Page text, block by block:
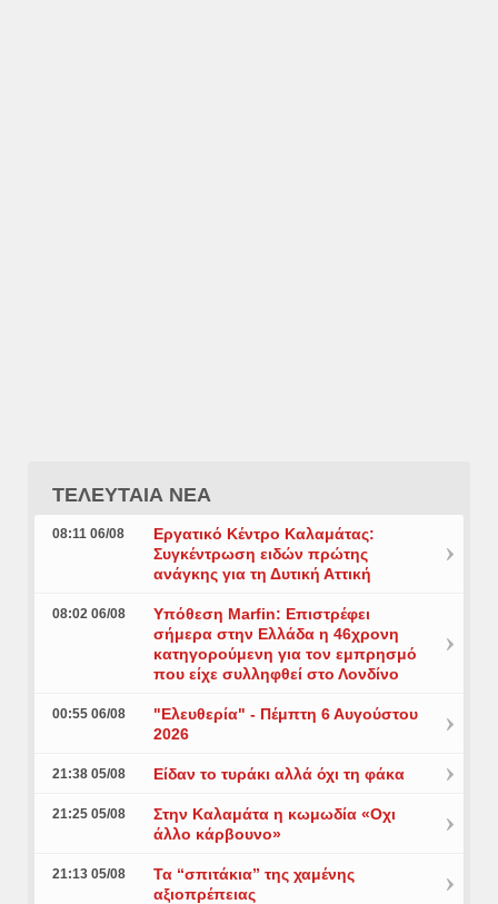
ΤΕΛΕΥΤΑΙΑ ΝΕΑ
08:11 06/08
Εργατικό Κέντρο Καλαμάτας:
Συγκέντρωση ειδών πρώτης
ανάγκης για τη Δυτική Αττική
08:02 06/08
Υπόθεση Marfin: Επιστρέφει
σήμερα στην Ελλάδα η 46χρονη
κατηγορούμενη για τον εμπρησμό
που είχε συλληφθεί στο Λονδίνο
00:55 06/08
"Ελευθερία" - Πέμπτη 6 Αυγούστου
2026
21:38 05/08 Είδαν το τυράκι αλλά όχι τη φάκα
21:25 05/08
Στην Καλαμάτα η κωμωδία «Οχι
άλλο κάρβουνο»
21:13 05/08
Τα “σπιτάκια” της χαμένης
αξιοπρέπειας